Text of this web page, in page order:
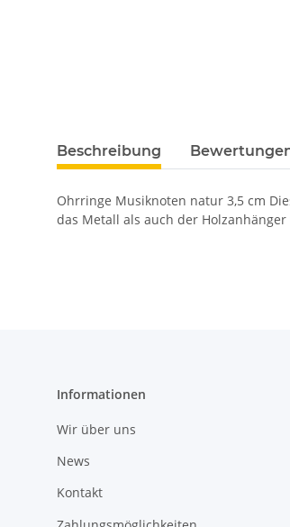
Beschreibung
Ohrringe Musiknoten natur 3,5 cm
das Metall als auch der Holzanhänger
Informationen
Wir über uns
News
Kontakt